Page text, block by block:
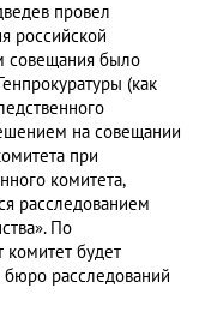
провел
российской
совещания было
(как
на совещании
при
комитета,
расследованием
По
будет
расследований